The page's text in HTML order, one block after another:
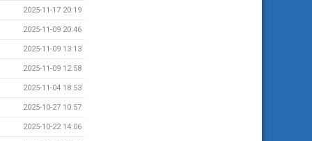
2025-11-17 20:19
2025-11-09 20:46
2025-11-09 13:13
2025-11-09 12:58
2025-11-04 18:53
2025-10-27 10:57
2025-10-22 14:06